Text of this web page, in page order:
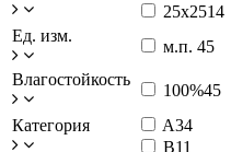
25x2514
Ед. изм.
м.п. 45
Влагостойкость
100%45
Категория
A34
B11